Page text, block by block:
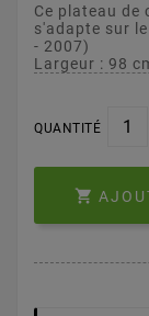
Ce plateau de
s'adapte sur
- 2007)
Largeur : 98
QUANTITÉ
